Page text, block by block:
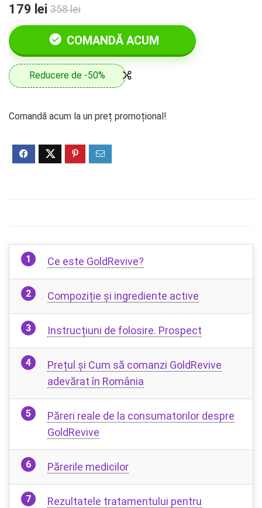
179 lei 358 lei
COMANDĂ ACUM
Reducere de -50%
Comandă acum la un preț promoțional!
Ce este GoldRevive?
Compoziție și ingrediente active
Instrucțiuni de folosire. Prospect
Prețul și Cum să comanzi GoldRevive
adevărat în România
Păreri reale de la consumatorilor despre
GoldRevive
Părerile medicilor
Rezultatele tratamentului pentru